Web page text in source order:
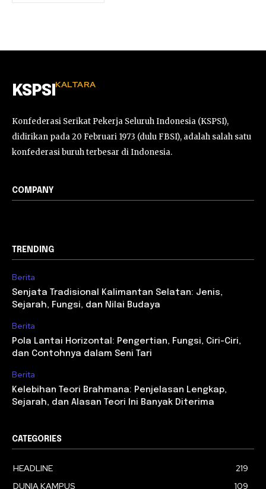
KSPSI KALTARA
Konfederasi Serikat Pekerja Seluruh Indonesia (KSPSI),
didirikan pada 20 Februari 1973 (dulu FBSI), adalah salah satu
konfederasi buruh terbesar di Indonesia.
COMPANY
TRENDING
Berita
Senjata Tradisional Kalimantan Selatan: Jenis,
Sejarah, Fungsi, dan Nilai Budaya
Berita
Pola Lantai Horizontal: Pengertian, Fungsi, Ciri-Ciri,
dan Contohnya dalam Seni Tari
Berita
Kelebihan Teori Brahmana: Penjelasan Lengkap,
Sejarah, dan Alasan Teori Ini Banyak Diterima
CATEGORIES
HEADLINE
219
DUNIA KAMPUS
109